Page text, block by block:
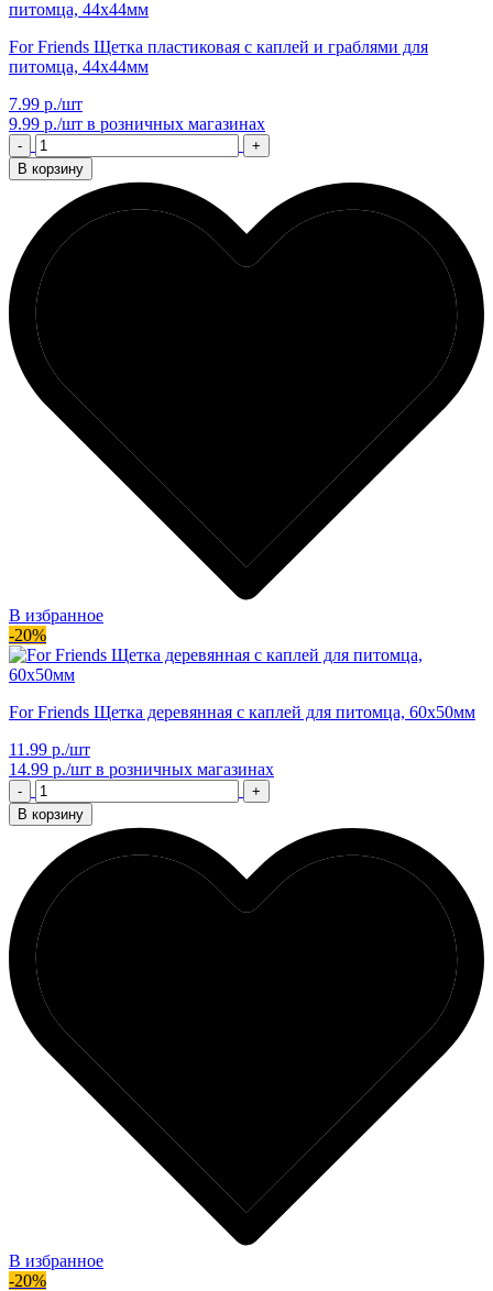
For Friends Щетка пластиковая с каплей и граблями для
питомца, 44х44мм
7.99 р./шт
9.99 р./шт в розничных магазинах
-
+
В корзину
В избранное
-20%
For Friends Щетка деревянная с каплей для питомца, 60х50мм
11.99 р./шт
14.99 р./шт в розничных магазинах
-
+
В корзину
В избранное
-20%